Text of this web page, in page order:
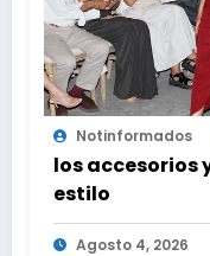
Notinformados
los accesorios
estilo
Agosto 4, 2026